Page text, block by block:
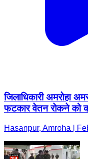
जिलाधिकारी अमरोहा
फटकार वेतन रोकने को
Hasanpur, Amroha |